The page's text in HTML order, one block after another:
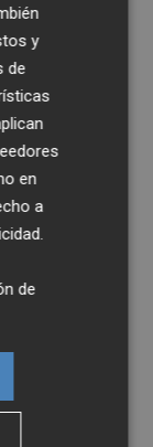
y
de
en
a
.
de